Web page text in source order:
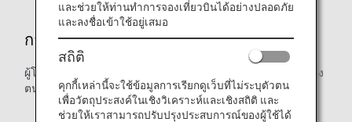
การเช็คอินที่สนามบิน
ผู้โดยสารที่ไม่ได้
จำเป็นต้องเช็คอินเที่ยวบินของ
ตนที่สนามบิน
โปรทำการเช็คอินและเช็คอินกระเป๋าให้เสร็จภายใน 60
และช่วยให้ท่านทำการจองเที่ยวบินได้อย่างปลอดภัย
และลงชื่อเข้าใช้อยู่เสมอ
สถิติ
คุกกี้เหล่านี้จะใช้ข้อมูลการเรียกดูเว็บที่ไม่ระบุตัวตน
เพื่อวัตถุประสงค์ในเชิงวิเคราะห์และเชิงสถิติ และ
ช่วยให้เราสามารถปรับปรุงประสบการณ์ของผู้ใช้ได้